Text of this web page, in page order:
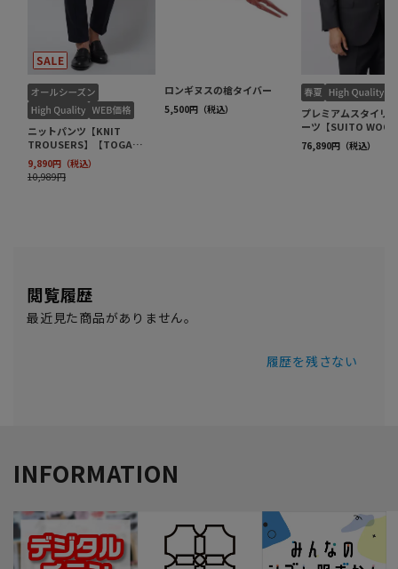
閲覧履歴
最近見た商品がありません。
履歴を残さない
INFORMATION